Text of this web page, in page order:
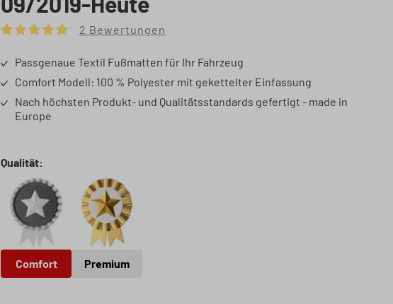
Passgenaue Textil Fußmatten für Ihr Fahrzeug
Comfort Modell: 100 % Polyester mit gekettelter Einfassung
Nach höchsten Produkt- und Qualitätsstandards gefertigt - made in
Europe
Qualität:
Comfort
Comfort
Premium
Premium
2 Bewertungen